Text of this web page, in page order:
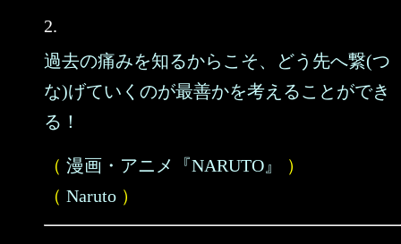
2.
過去の痛みを知るからこそ、どう先へ繋(つ
な)げていくのが最善かを考えることができ
る！
（ 漫画・アニメ『NARUTO』
）
（ Naruto ）